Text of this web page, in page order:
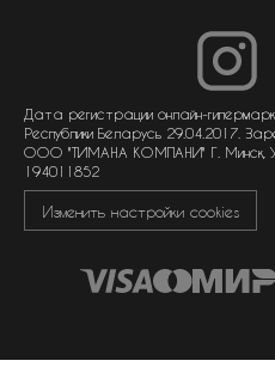
мужская парфюмерия
унисекс парфюмерия
доставка и оплата
как совершить покупку
политика обработки
политика обработки
Дата регистрации онлайн-
Республики Беларусь 29.04.2017.
ООО "ТИМАНА КОМПАНИ" Г. Минск,
194011852
Изменить настройки cookies